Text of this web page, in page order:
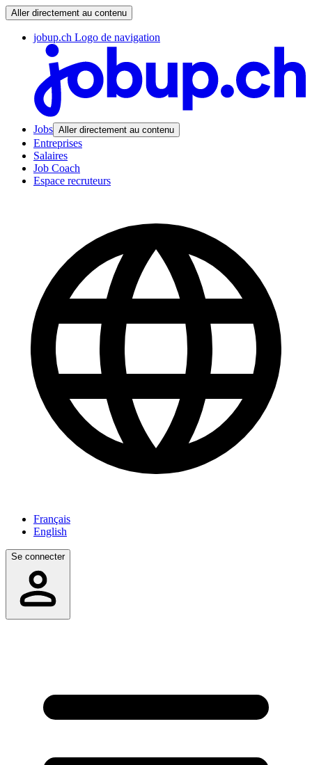
Aller directement au contenu
jobup.ch Logo de navigation
Jobs Aller directement au contenu
Entreprises
Salaires
Job Coach
Espace recruteurs
Français
English
Se connecter